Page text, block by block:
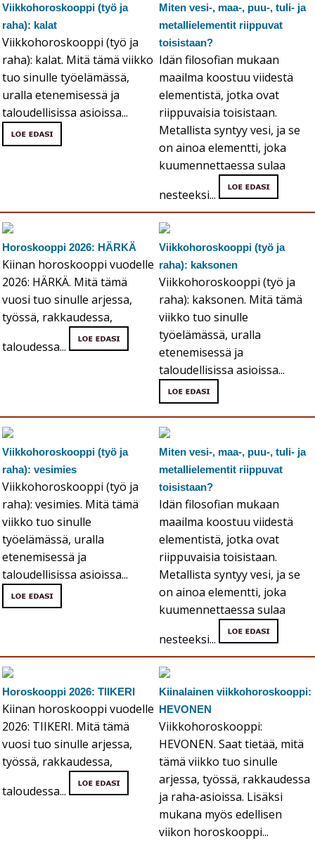
Viikkohoroskooppi (työ ja
raha): kalat
Viikkohoroskooppi (työ ja
raha): kalat. Mitä tämä viikko
tuo sinulle työelämässä,
uralla etenemisessä ja
taloudellisissa asioissa...
Miten vesi-, maa-, puu-, tuli- ja
metallielementit riippuvat
toisistaan?
Idän filosofian mukaan
maailma koostuu viidestä
elementistä, jotka ovat
riippuvaisia toisistaan.
Metallista syntyy vesi, ja se
on ainoa elementti, joka
kuumennettaessa sulaa
nesteeksi...
Horoskooppi 2026: HÄRKÄ
Kiinan horoskooppi vuodelle
2026: HÄRKÄ. Mitä tämä
vuosi tuo sinulle arjessa,
työssä, rakkaudessa,
taloudessa...
Viikkohoroskooppi (työ ja
raha): kaksonen
Viikkohoroskooppi (työ ja
raha): kaksonen. Mitä tämä
viikko tuo sinulle
työelämässä, uralla
etenemisessä ja
taloudellisissa asioissa...
Viikkohoroskooppi (työ ja
raha): vesimies
Viikkohoroskooppi (työ ja
raha): vesimies. Mitä tämä
viikko tuo sinulle
työelämässä, uralla
etenemisessä ja
taloudellisissa asioissa...
Miten vesi-, maa-, puu-, tuli- ja
metallielementit riippuvat
toisistaan?
Idän filosofian mukaan
maailma koostuu viidestä
elementistä, jotka ovat
riippuvaisia toisistaan.
Metallista syntyy vesi, ja se
on ainoa elementti, joka
kuumennettaessa sulaa
nesteeksi...
Horoskooppi 2026: TIIKERI
Kiinan horoskooppi vuodelle
2026: TIIKERI. Mitä tämä
vuosi tuo sinulle arjessa,
työssä, rakkaudessa,
taloudessa...
Kiinalainen viikkohoroskooppi:
HEVONEN
Viikkohoroskooppi:
HEVONEN. Saat tietää, mitä
tämä viikko tuo sinulle
arjessa, työssä, rakkaudessa
ja raha-asioissa. Lisäksi
mukana myös edellisen
viikon horoskooppi...